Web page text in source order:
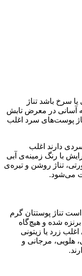
سرخ باشد تناژ
آسانی در معرض تابش
پوست‌های سرد اغلب
دارند اغلب
با رنگ زمینه‌ی آبی
تناژ روشن و تیره‌ی
می‌شود.
تناژ پوستتان گرم
شده و هیچ‌گاه
زرد یا زیتونی
هلویی، مرجانی و